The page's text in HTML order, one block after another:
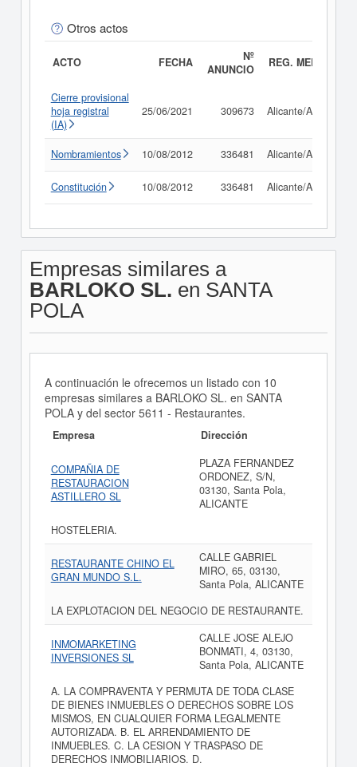
Otros actos
ACTO FECHA
Nº
ANUNCIO
REG. MERC.
Cierre provisional
hoja registral
(IA)
25/06/2021 309673 Alicante/Alacant
Nombramientos 10/08/2012 336481 Alicante/Alacant
Constitución 10/08/2012 336481 Alicante/Alacant
Empresas similares a
BARLOKO SL. en SANTA
POLA
A continuación le ofrecemos un listado con 10
empresas similares a BARLOKO SL. en SANTA
POLA y del sector 5611 - Restaurantes.
Empresa Dirección
COMPAÑIA DE
RESTAURACION
ASTILLERO SL
PLAZA FERNANDEZ
ORDONEZ, S/N,
03130, Santa Pola,
ALICANTE
HOSTELERIA.
RESTAURANTE CHINO EL
GRAN MUNDO S.L.
CALLE GABRIEL
MIRO, 65, 03130,
Santa Pola, ALICANTE
LA EXPLOTACION DEL NEGOCIO DE RESTAURANTE.
INMOMARKETING
INVERSIONES SL
CALLE JOSE ALEJO
BONMATI, 4, 03130,
Santa Pola, ALICANTE
A. LA COMPRAVENTA Y PERMUTA DE TODA CLASE
DE BIENES INMUEBLES O DERECHOS SOBRE LOS
MISMOS, EN CUALQUIER FORMA LEGALMENTE
AUTORIZADA. B. EL ARRENDAMIENTO DE
INMUEBLES. C. LA CESION Y TRASPASO DE
DERECHOS INMOBILIARIOS. D.